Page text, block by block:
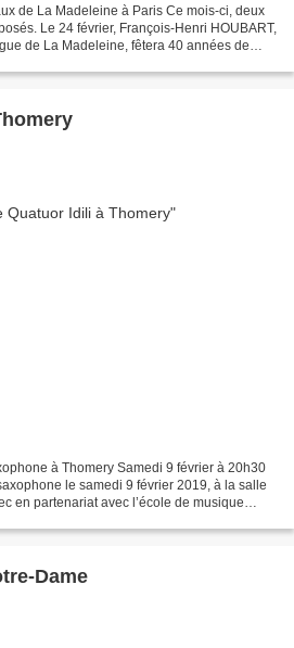
de La Madeleine à Paris Ce mois-ci, deux
Le 24 février, François-Henri HOUBART,
de La Madeleine, fêtera 40 années de
à Thomery Samedi 9 février à 20h30
le samedi 9 février 2019, à la salle
en partenariat avec l’école de musique
Dame